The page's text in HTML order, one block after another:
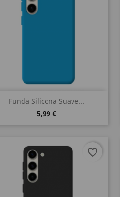
Funda Silicona Suave...
5,99 €
 Vista rápida
favorite_border